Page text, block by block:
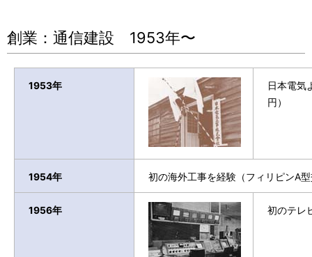
ョ
ン
創業：通信建設 1953年〜
1953年
日本電気
円）
1954年 初の海外工事を経験（フィリピンA
1956年 初のテレ